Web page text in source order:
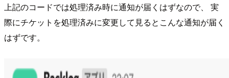
上記のコードでは処理済み時に通知が届くはずなので、 実
際にチケットを処理済みに変更して見るとこんな通知が届く
はずです。